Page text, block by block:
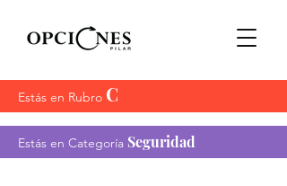
Estás en Rubro C
Estás en Categoría Seguridad